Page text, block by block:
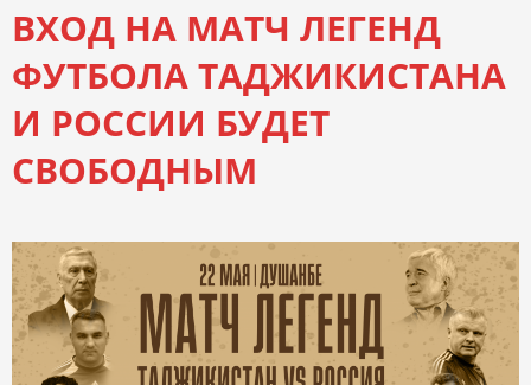
ВХОД НА МАТЧ ЛЕГЕНД
ФУТБОЛА ТАДЖИКИСТАНА
И РОССИИ БУДЕТ
СВОБОДНЫМ